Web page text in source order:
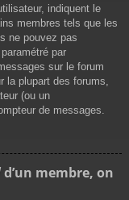
indiquent le
membres tels que les
ne pouvez pas
par
sur le forum
la plupart des forums,
(ou un
de messages.
d’un membre, on